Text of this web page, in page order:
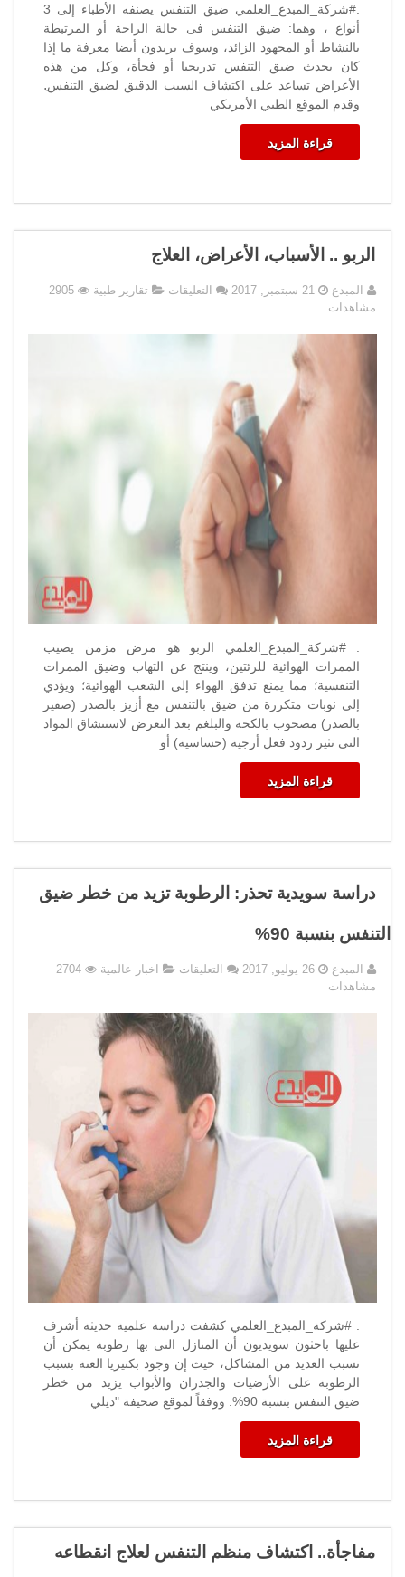
.#شركة_المبدع_العلمي ضيق التنفس يصنفه الأطباء إلى 3
أنواع ، وهما: ضيق التنفس فى حالة الراحة أو المرتبطة
بالنشاط أو المجهود الزائد، وسوف يريدون أيضا معرفة ما إذا
كان يحدث ضيق التنفس تدريجيا أو فجأة، وكل من هذه
الأعراض تساعد على اكتشاف السبب الدقيق لضيق التنفس.ِ
وقدم الموقع الطبي الأمريكي
قراءة المزيد
الربو .. الأسباب، الأعراض، العلاج
المبدع 21 سبتمبر, 2017 التعليقات علىتقارير طبية
2905
مشاهدات
. #شركة_المبدع_العلمي الربو هو مرض مزمن يصيب
الممرات الهوائية للرئتين، وينتج عن التهاب وضيق الممرات
التنفسية؛ مما يمنع تدفق الهواء إلى الشعب الهوائية؛ ويؤدي
إلى نوبات متكررة من ضيق بالتنفس مع أزيز بالصدر (صفير
بالصدر) مصحوب بالكحة والبلغم بعد التعرض لاستنشاق المواد
التى تثير ردود فعل أرجية (حساسية) أو
قراءة المزيد
دراسة سويدية تحذر: الرطوبة تزيد من خطر ضيق
التنفس بنسبة 90%
المبدع 26 يوليو, 2017 التعليقات على
تحذر:
الرطوبة
تزيد
من
خطر
ضيق
مغلقة
اخبار عالمية
2704
مشاهدات
. #شركة_المبدع_العلمي كشفت دراسة علمية حديثة أشرف
عليها باحثون سويديون أن المنازل التى بها رطوبة يمكن أن
تسبب العديد من المشاكل، حيث إن وجود بكتيريا العتة بسبب
الرطوبة على الأرضيات والجدران والأبواب يزيد من خطر
ضيق التنفس بنسبة 90%. ووفقاً لموقع صحيفة "ديلي
قراءة المزيد
مفاجأة.. اكتشاف منظم التنفس لعلاج انقطاعه